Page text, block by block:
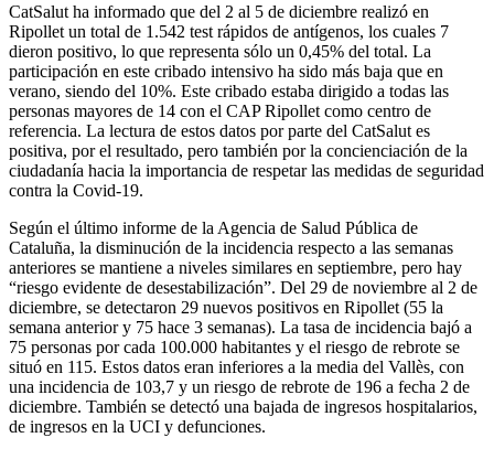
CatSalut ha informado que del 2 al 5 de diciembre realizó en
Ripollet un total de 1.542 test rápidos de antígenos, los cuales 7
dieron positivo, lo que representa sólo un 0,45% del total. La
participación en este cribado intensivo ha sido más baja que en
verano, siendo del 10%. Este cribado estaba dirigido a todas las
personas mayores de 14 con el CAP Ripollet como centro de
referencia. La lectura de estos datos por parte del CatSalut es
positiva, por el resultado, pero también por la concienciación de la
ciudadanía hacia la importancia de respetar las medidas de seguridad
contra la Covid-19.
Según el último informe de la Agencia de Salud Pública de
Cataluña, la disminución de la incidencia respecto a las semanas
anteriores se mantiene a niveles similares en septiembre, pero hay
“riesgo evidente de desestabilización”. Del 29 de noviembre al 2 de
diciembre, se detectaron 29 nuevos positivos en Ripollet (55 la
semana anterior y 75 hace 3 semanas). La tasa de incidencia bajó a
75 personas por cada 100.000 habitantes y el riesgo de rebrote se
situó en 115. Estos datos eran inferiores a la media del Vallès, con
una incidencia de 103,7 y un riesgo de rebrote de 196 a fecha 2 de
diciembre. También se detectó una bajada de ingresos hospitalarios,
de ingresos en la UCI y defunciones.